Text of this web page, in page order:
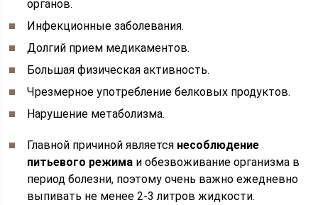
органов.
Инфекционные заболевания.
Долгий прием медикаментов.
Большая физическая активность.
Чрезмерное употребление белковых продуктов.
Нарушение метаболизма.
Главной причиной является несоблюдение
питьевого режима и обезвоживание организма в
период болезни, поэтому очень важно ежедневно
выпивать не менее 2-3 литров жидкости.